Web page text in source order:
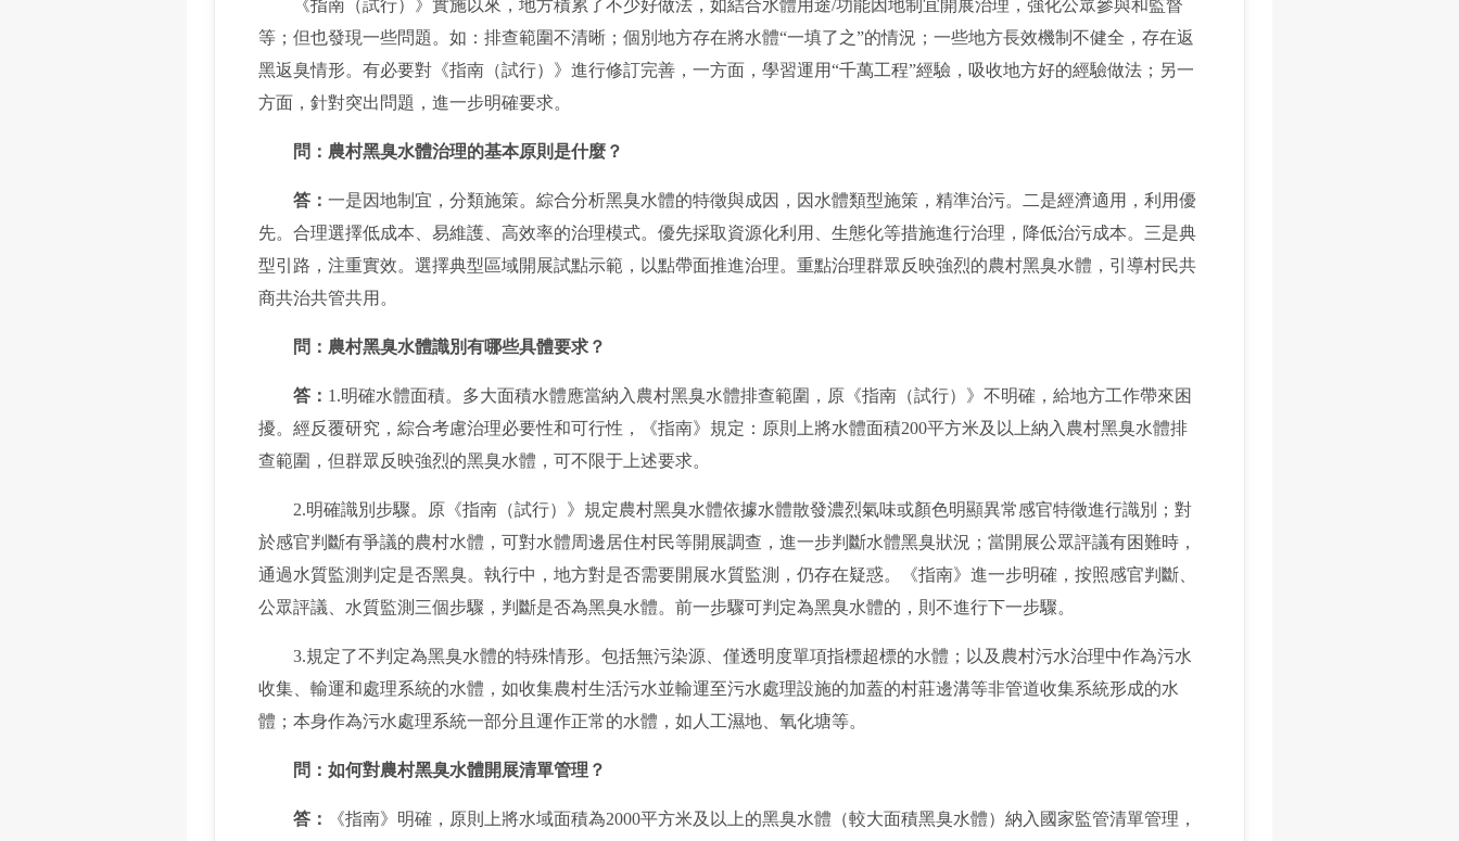
《指南（試行）》實施以來，地方積累了不少好做法，如結合水體用途/功能因地制宜開展治理，強化公眾參與和監督
等；但也發現一些問題。如：排查範圍不清晰；個別地方存在將水體“一填了之”的情況；一些地方長效機制不健全，存在返
黑返臭情形。有必要對《指南（試行）》進行修訂完善，一方面，學習運用“千萬工程”經驗，吸收地方好的經驗做法；另一
方面，針對突出問題，進一步明確要求。
問：農村黑臭水體治理的基本原則是什麼？
答： 一是因地制宜，分類施策。綜合分析黑臭水體的特徵與成因，因水體類型施策，精準治污。二是經濟適用，利用優
先。合理選擇低成本、易維護、高效率的治理模式。優先採取資源化利用、生態化等措施進行治理，降低治污成本。三是典
型引路，注重實效。選擇典型區域開展試點示範，以點帶面推進治理。重點治理群眾反映強烈的農村黑臭水體，引導村民共
商共治共管共用。
問：農村黑臭水體識別有哪些具體要求？
答： 1.明確水體面積。多大面積水體應當納入農村黑臭水體排查範圍，原《指南（試行）》不明確，給地方工作帶來困
擾。經反覆研究，綜合考慮治理必要性和可行性，《指南》規定：原則上將水體面積200平方米及以上納入農村黑臭水體排
查範圍，但群眾反映強烈的黑臭水體，可不限于上述要求。
2.明確識別步驟。原《指南（試行）》規定農村黑臭水體依據水體散發濃烈氣味或顏色明顯異常感官特徵進行識別；對
於感官判斷有爭議的農村水體，可對水體周邊居住村民等開展調查，進一步判斷水體黑臭狀況；當開展公眾評議有困難時，
通過水質監測判定是否黑臭。執行中，地方對是否需要開展水質監測，仍存在疑惑。《指南》進一步明確，按照感官判斷、
公眾評議、水質監測三個步驟，判斷是否為黑臭水體。前一步驟可判定為黑臭水體的，則不進行下一步驟。
3.規定了不判定為黑臭水體的特殊情形。包括無污染源、僅透明度單項指標超標的水體；以及農村污水治理中作為污水
收集、輸運和處理系統的水體，如收集農村生活污水並輸運至污水處理設施的加蓋的村莊邊溝等非管道收集系統形成的水
體；本身作為污水處理系統一部分且運作正常的水體，如人工濕地、氧化塘等。
問：如何對農村黑臭水體開展清單管理？
答：
《指南》明確，原則上將水域面積為2000平方米及以上的黑臭水體（較大面積黑臭水體）納入國家監管清單管理，